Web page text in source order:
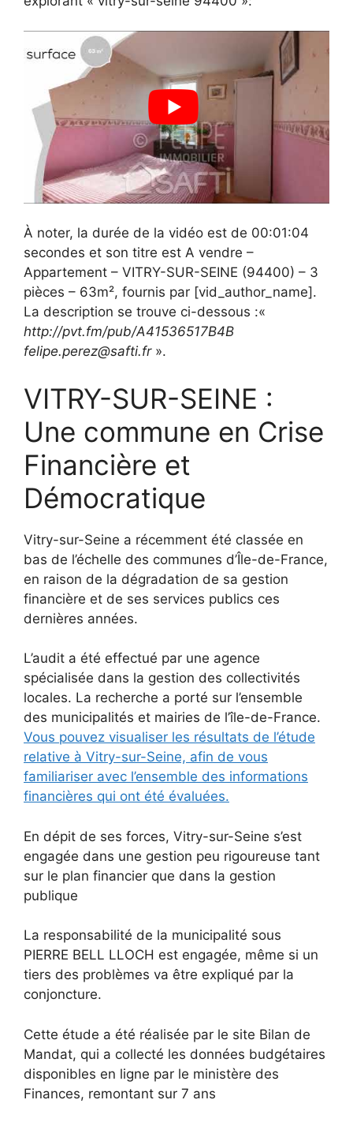
À noter, la durée de la vidéo est de 00:01:04
secondes et son titre est A vendre –
Appartement – VITRY-SUR-SEINE (94400) – 3
pièces – 63m², fournis par [vid_author_name].
La description se trouve ci-dessous :«
http://pvt.fm/pub/A41536517B4B
felipe.perez@safti.fr ».
VITRY-SUR-SEINE :
Une commune en Crise
Financière et
Démocratique
Vitry-sur-Seine a récemment été classée en
bas de l’échelle des communes d’Île-de-France,
en raison de la dégradation de sa gestion
financière et de ses services publics ces
dernières années.
L’audit a été effectué par une agence
spécialisée dans la gestion des collectivités
locales. La recherche a porté sur l’ensemble
des municipalités et mairies de l’île-de-France.
Vous pouvez visualiser les résultats de l’étude
relative à Vitry-sur-Seine, afin de vous
familiariser avec l’ensemble des informations
financières qui ont été évaluées.
En dépit de ses forces, Vitry-sur-Seine s’est
engagée dans une gestion peu rigoureuse tant
sur le plan financier que dans la gestion
publique
La responsabilité de la municipalité sous
PIERRE BELL LLOCH est engagée, même si un
tiers des problèmes va être expliqué par la
conjoncture.
Cette étude a été réalisée par le site Bilan de
Mandat, qui a collecté les données budgétaires
disponibles en ligne par le ministère des
Finances, remontant sur 7 ans